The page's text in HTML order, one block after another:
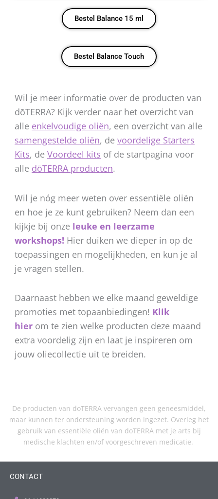
Bestel Balance 15 ml
Bestel Balance Touch
Wil je meer informatie over de producten van
dōTERRA? Kijk verder naar het overzicht van
alle enkelvoudige oliën, een overzicht van alle
samengestelde oliën, de voordelige Starters
Kits, de Voordeel kits of de startpagina voor
alle dōTERRA producten.
Wil je nóg meer weten over essentiële oliën
en hoe je ze kunt gebruiken? Neem dan een
kijkje bij onze leuke en leerzame
workshops! Hier duiken we dieper in op de
toepassingen en mogelijkheden, en kun je al
je vragen stellen.
Daarnaast hebben we elke maand geweldige
promoties met topaanbiedingen! Klik
hier om te zien welke producten deze maand
extra voordelig zijn en laat je inspireren om
jouw oliecollectie uit te breiden.
De producten van doTERRA vervangen geen geneesmiddel,
maar kunnen ter ondersteuning worden ingezet. Overleg het
gebruik van essentiële oliën van doTERRA met je arts bij
medische klachten en/of voorgeschreven medicatie.
CONTACT